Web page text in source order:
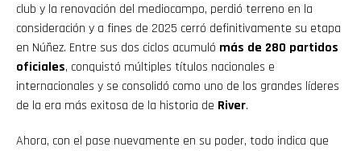
club y la renovación del mediocampo, perdió terreno en la
consideración y a fines de 2025 cerró definitivamente su etapa
en Núñez. Entre sus dos ciclos acumuló más de 280 partidos
oficiales, conquistó múltiples títulos nacionales e
internacionales y se consolidó como uno de los grandes líderes
de la era más exitosa de la historia de River.
Ahora, con el pase nuevamente en su poder, todo indica que